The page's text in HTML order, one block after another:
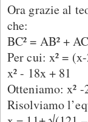
Ora grazie al
che:
BC² = AB² +
Per cui: x² =
x² - 18x + 81
Otteniamo: x²
Risolviamo